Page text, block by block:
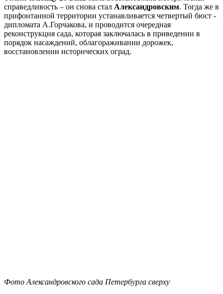
справедливость – он снова стал Александровским. Тогда же в
прифонтанной территории устанавливается четвертый бюст -
дипломата А.Горчакова, и проводится очередная
реконструкция сада, которая заключалась в приведении в
порядок насаждений, облагораживании дорожек,
восстановлении исторических оград.
Фото Александровского сада Петербурга сверху